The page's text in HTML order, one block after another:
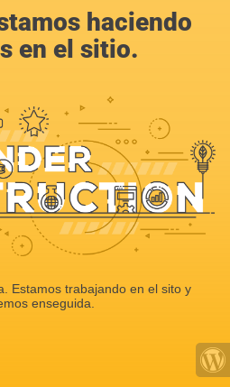
haciendo
en el sitio.
Estamos trabajando en el sito y
enseguida.